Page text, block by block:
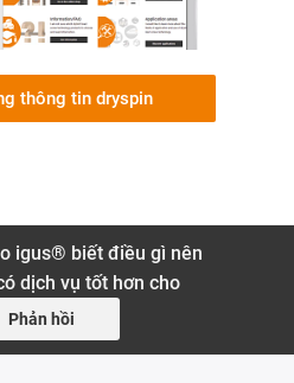
thông tin dryspin
igus® biết điều gì nên
dịch vụ tốt hơn cho
Phản hồi